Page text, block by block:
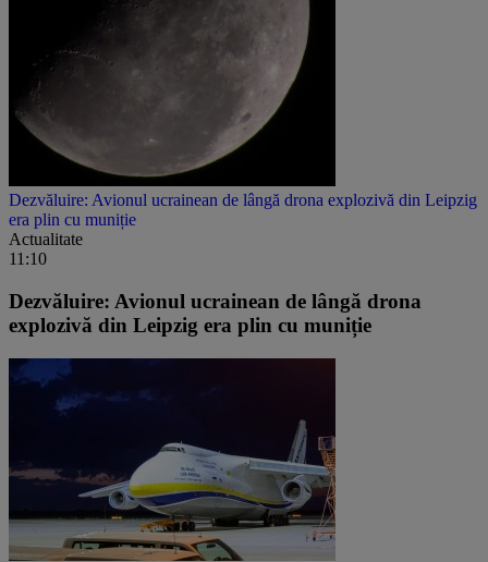
Dezvăluire: Avionul ucrainean de lângă drona explozivă din Leipzig
era plin cu muniție
Actualitate
11:10
Dezvăluire: Avionul ucrainean de lângă drona
explozivă din Leipzig era plin cu muniție